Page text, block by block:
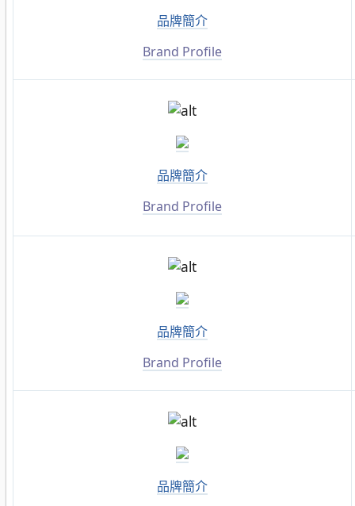
品牌簡介
Brand Profile
品牌簡介
Brand Profile
品牌簡介
Brand Profile
品牌簡介